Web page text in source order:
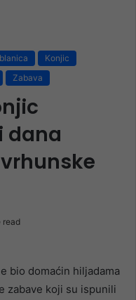
Konjic
Zabava
dana
read
bio domaćin hiljadama
zabave koji su ispunili